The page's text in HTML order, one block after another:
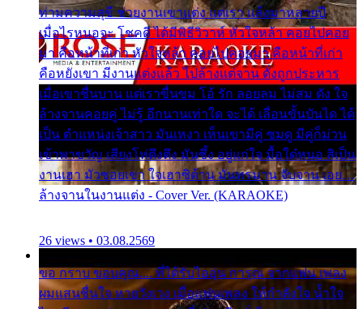
ท่ามความสุขี ช่วยงานเขาแต่ง แต่เรา แล้งมาหลายปี
เมื่อไรหนอจะ โชคดี ได้มีพิธีวิวาห์ หัวใจหล้า คอยไปคอย
มา คือหน้าที่เก่า หัวใจหล้า คอยไปคอยมา คือหน้าที่เก่า
คือหยังเขา มีงานแต่งแล้ว ไปล้างแต่จาน ดั่งถูกประหาร
เมื่อเขาชื่นบาน แต่เราขื่นขม โอ้ รัก ลอยลม ไม่สม ดัง ใจ
ล้างจานคอยคู่ ไม่รู้ อีกนานเท่าใด จะได้ เลื่อนขั้นบันได ได้
เป็น ตำแหน่งเจ้าสาว มันเหงา เห็นเขามีคู่ ซมดู มีคู่ก็ม่วน
เข้าพาขวัญ เสียงโห่ตึงตึง มันซึ้ง อยู่แก่ใจ มื้อใด๋หนอ สิเป็น
งานเฮา มัวซอยเขา ใจเฮาซิด้าน มันทรมาน จับจาน เอย…
ล้างจานในงานแต่ง - Cover Ver. (KARAOKE)
26 views • 03.08.2569
ขอ กราบ ขอบคุณ.... ที่ได้รับไออุ่น การุณ จากแฟน เพลง
ผมแสนชื่นใจ หายวังเวง เมื่อแฟนเพลง ให้กำลังใจ น้ำใจ